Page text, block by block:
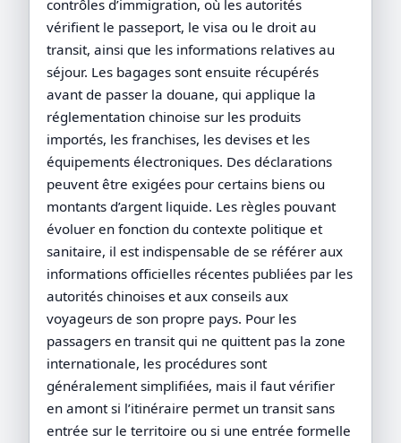
contrôles d’immigration, où les autorités
vérifient le passeport, le visa ou le droit au
transit, ainsi que les informations relatives au
séjour. Les bagages sont ensuite récupérés
avant de passer la douane, qui applique la
réglementation chinoise sur les produits
importés, les franchises, les devises et les
équipements électroniques. Des déclarations
peuvent être exigées pour certains biens ou
montants d’argent liquide. Les règles pouvant
évoluer en fonction du contexte politique et
sanitaire, il est indispensable de se référer aux
informations officielles récentes publiées par les
autorités chinoises et aux conseils aux
voyageurs de son propre pays. Pour les
passagers en transit qui ne quittent pas la zone
internationale, les procédures sont
généralement simplifiées, mais il faut vérifier
en amont si l’itinéraire permet un transit sans
entrée sur le territoire ou si une entrée formelle